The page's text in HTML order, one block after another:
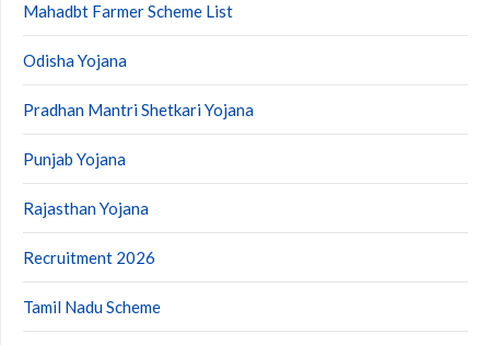
Mahadbt Farmer Scheme List
Odisha Yojana
Pradhan Mantri Shetkari Yojana
Punjab Yojana
Rajasthan Yojana
Recruitment 2026
Tamil Nadu Scheme